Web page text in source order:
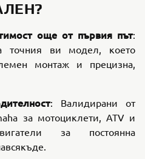
още от първия път:
точния ви модел, което
монтаж и прецизна,
: Валидирани от
за мотоциклети, ATV и
за постоянна